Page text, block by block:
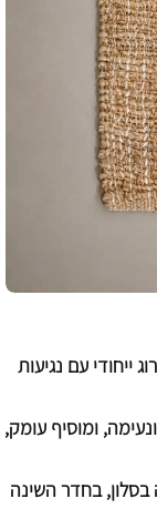
ייחודי עם נגיעות
ומוסיף עומק,
בסלון, בחדר השינה